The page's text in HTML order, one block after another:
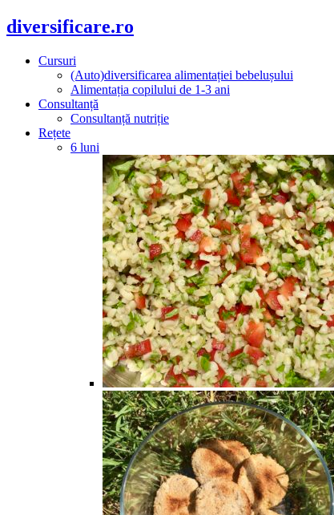
diversificare.ro
Cursuri
(Auto)diversificarea alimentației bebelușului
Alimentația copilului de 1-3 ani
Consultanță
Consultanță nutriție
Rețete
6 luni